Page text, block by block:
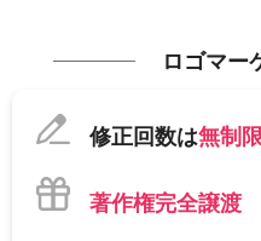
ロゴマー
修正回数は無制
著作権完全譲渡